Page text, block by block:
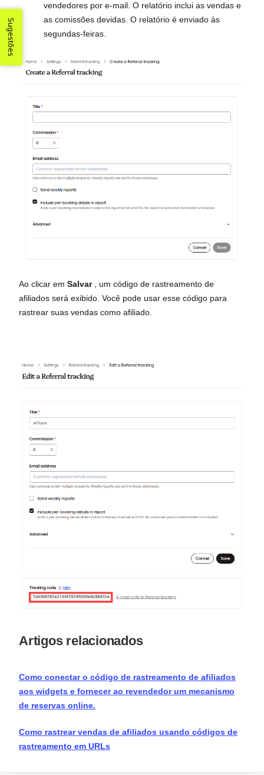
vendedores por e-mail. O relatório inclui as vendas e
as comissões devidas. O relatório é enviado às
segundas-feiras.
Ao clicar em Salvar, um código de rastreamento de
afiliados será exibido. Você pode usar esse código para
rastrear suas vendas como afiliado.
Artigos relacionados
Como conectar o código de rastreamento de afiliados
aos widgets e fornecer ao revendedor um mecanismo
de reservas online.
Como rastrear vendas de afiliados usando códigos de
rastreamento em URLs
Sugestões